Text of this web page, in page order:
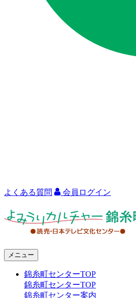
よくある質問 会員ログイン
メニュー
錦糸町センターTOP
錦糸町センターTOP
錦糸町センター案内